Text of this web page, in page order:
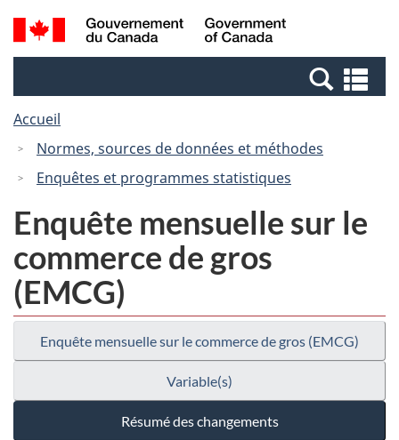
Passer
au
Passer
à
Canada
Recherche
et
et
Accueil
Normes, sources de données et méthodes
Enquêtes et programmes statistiques
Enquête mensuelle sur le
commerce de gros
(EMCG)
Enquête mensuelle sur le commerce de gros (EMCG)
Variable(s)
Résumé des changements